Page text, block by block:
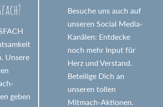
Unsere
geben
Besuche uns auch auf
unseren Social Media-
Kanälen: Entdecke
noch mehr Input für
Herz und Verstand.
Beteilige Dich an
unseren tollen
Mitmach-Aktionen.